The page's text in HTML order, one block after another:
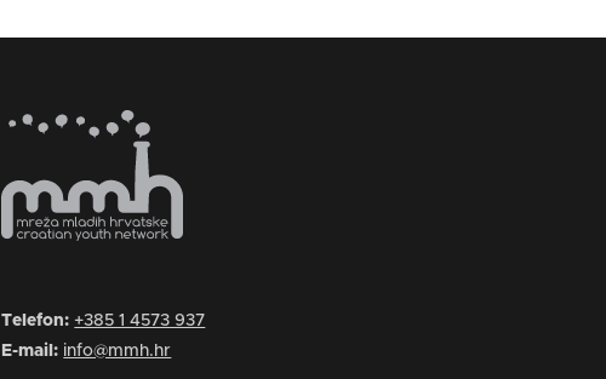
Telefon: +385 1 4573 937
E-mail: info@mmh.hr